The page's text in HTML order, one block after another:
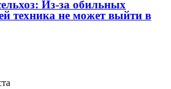
Из-за обильных
техника не может выйти в